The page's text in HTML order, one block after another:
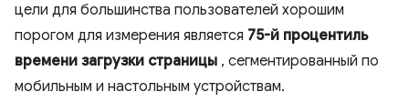
цели для большинства пользователей хорошим
порогом для измерения является 75-й процентиль
времени загрузки страницы , сегментированный по
мобильным и настольным устройствам.